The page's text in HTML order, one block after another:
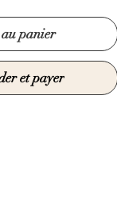
panier
et payer